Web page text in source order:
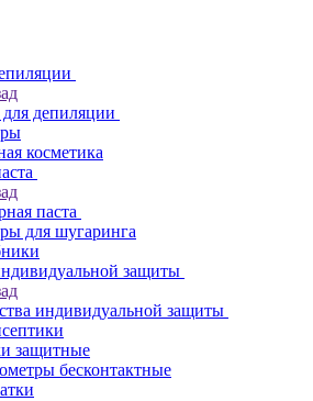
депиляции
косметика
паста
для шугаринга
защиты
индивидуальной защиты
защитные
бесконтактные